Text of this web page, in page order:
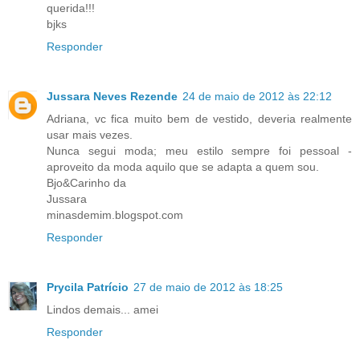
querida!!!
bjks
Responder
Jussara Neves Rezende 24 de maio de 2012 às 22:12
Adriana, vc fica muito bem de vestido, deveria realmente
usar mais vezes.
Nunca segui moda; meu estilo sempre foi pessoal -
aproveito da moda aquilo que se adapta a quem sou.
Bjo&Carinho da
Jussara
minasdemim.blogspot.com
Responder
Prycila Patrício 27 de maio de 2012 às 18:25
Lindos demais... amei
Responder